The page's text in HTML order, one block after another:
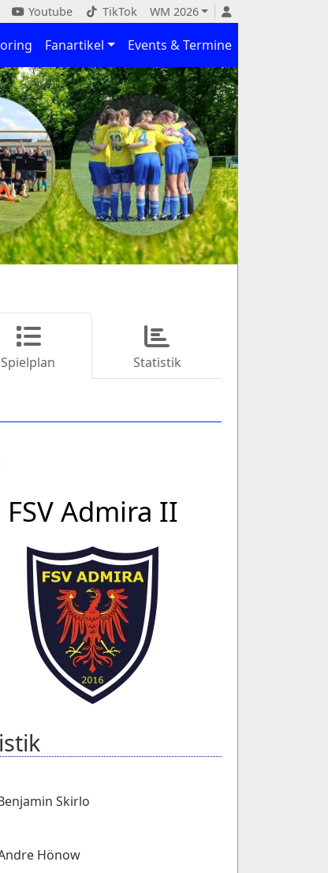
Youtube TikTok WM 2026
Fanartikel Events & Termine
Spielplan Statistik
FSV Admira II
Skirlo
Hönow